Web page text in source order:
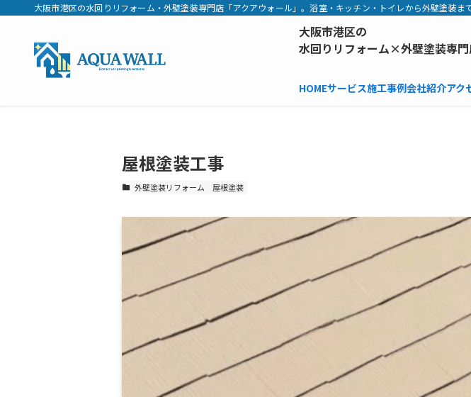
大阪市港区の水回りリフォーム・外壁塗装専門店「アクアウォール」。浴室・キッチン・トイレから外壁塗装
大阪市港区の
水回りリフォーム×外壁塗装専
HOMEサービス施工事例会社紹介アク
屋根塗装工事
外壁塗装リフォーム 屋根塗装